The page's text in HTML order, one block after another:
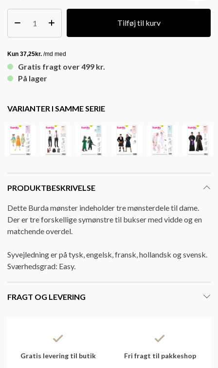
Tilføj til kurv
Gratis fragt over 499 kr.
På lager
VARIANTER I SAMME SERIE
PRODUKTBESKRIVELSE
Dette Burda mønster indeholder tre mønsterdele til dame.
Der er tre forskellige symønstre til bukser med vidde og en
matchende overdel.
Syvejledning er på tysk, engelsk, fransk, hollandsk og svensk.
Sværhedsgrad: Easy.
FRAGT OG LEVERING
Gratis levering til butik Fri fragt til pakkeshop